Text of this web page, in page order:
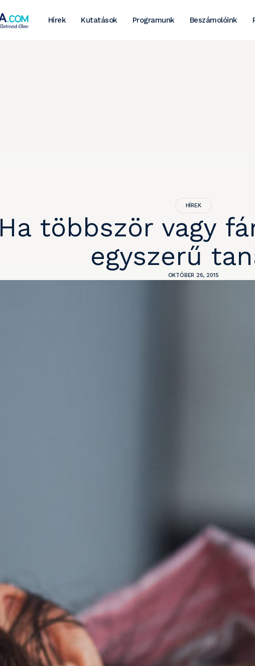
Hírek Kutatások Programunk Beszámolóink
HÍREK
Ha többször vagy
egyszerű
OKTÓBER 26, 2015